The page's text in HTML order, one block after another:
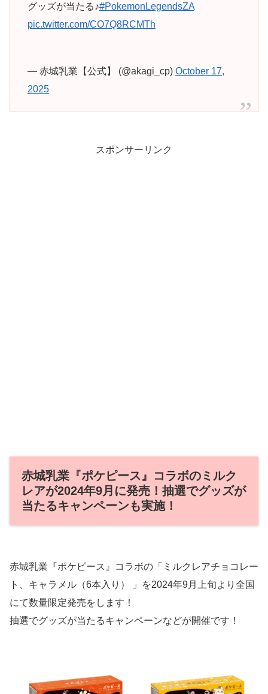
グッズが当たる♪#PokemonLegendsZA
pic.twitter.com/CO7Q8RCMTh
— 赤城乳業【公式】 (@akagi_cp) October 17,
2025
スポンサーリンク
赤城乳業『ポケピース』コラボのミルク
レアが2024年9月に発売！抽選でグッズが
当たるキャンペーンも実施！
赤城乳業『ポケピース』コラボの「ミルクレアチョコレー
ト、キャラメル（6本入り） 」を2024年9月上旬より全国
にて数量限定発売をします！
抽選でグッズが当たるキャンペーンなどが開催です！